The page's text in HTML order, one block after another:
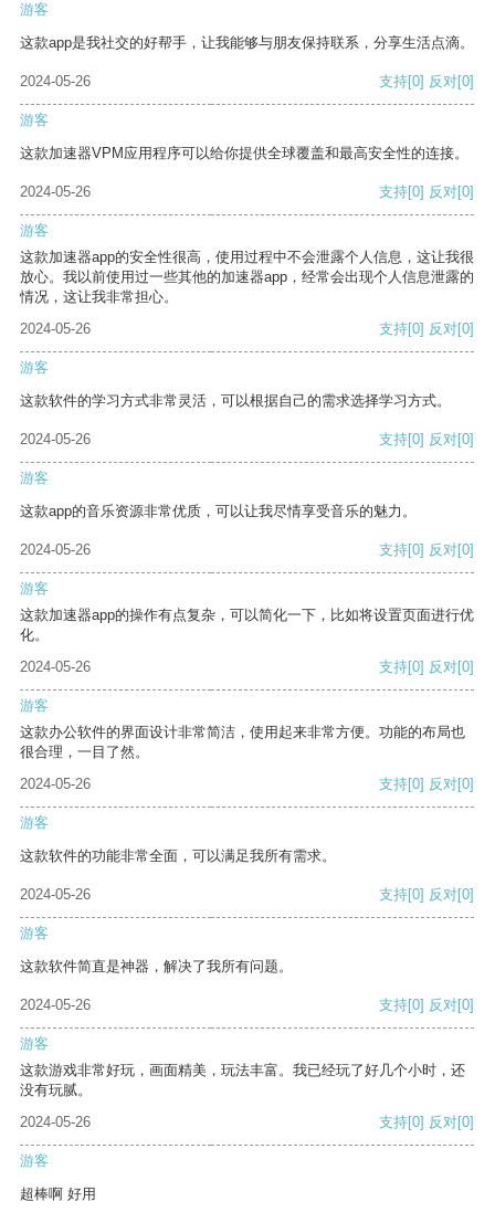
游客
这款app是我社交的好帮手，让我能够与朋友保持联系，分享生活点滴。
2024-05-26 支持[0] 反对[0]
游客
这款加速器VPM应用程序可以给你提供全球覆盖和最高安全性的连接。
2024-05-26 支持[0] 反对[0]
游客
这款加速器app的安全性很高，使用过程中不会泄露个人信息，这让我很
放心。我以前使用过一些其他的加速器app，经常会出现个人信息泄露的
情况，这让我非常担心。
2024-05-26
支持[0] 反对[0]
游客
这款软件的学习方式非常灵活，可以根据自己的需求选择学习方式。
2024-05-26 支持[0] 反对[0]
游客
这款app的音乐资源非常优质，可以让我尽情享受音乐的魅力。
2024-05-26 支持[0] 反对[0]
游客
这款加速器app的操作有点复杂，可以简化一下，比如将设置页面进行优
化。
2024-05-26
支持[0] 反对[0]
游客
这款办公软件的界面设计非常简洁，使用起来非常方便。功能的布局也
很合理，一目了然。
2024-05-26
支持[0] 反对[0]
游客
这款软件的功能非常全面，可以满足我所有需求。
2024-05-26 支持[0] 反对[0]
游客
这款软件简直是神器，解决了我所有问题。
2024-05-26 支持[0] 反对[0]
游客
这款游戏非常好玩，画面精美，玩法丰富。我已经玩了好几个小时，还
没有玩腻。
2024-05-26
支持[0] 反对[0]
游客
超棒啊 好用